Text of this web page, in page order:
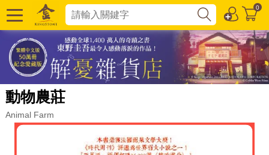
0
動物農莊
Animal Farm